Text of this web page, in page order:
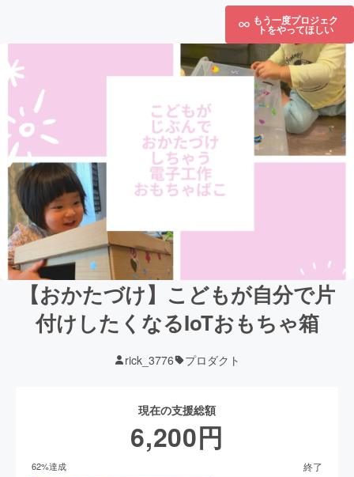
もう一度プロジェク
トをやってほしい
【おかたづけ】こどもが自分で片
付けしたくなるIoTおもちゃ箱
rick_3776 プロダクト
現在の支援総額
6,200円
62%達成 終了